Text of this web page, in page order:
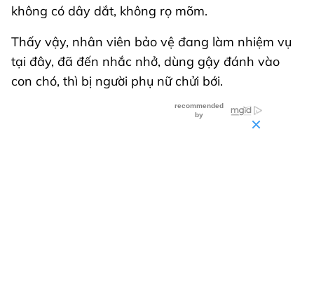
không có dây dắt, không rọ mõm.
Thấy vậy, nhân viên bảo vệ đang làm nhiệm vụ
tại đây, đã đến nhắc nhở, dùng gậy đánh vào
con chó, thì bị người phụ nữ chửi bới.